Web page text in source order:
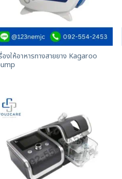
องให้อาหารทางสายยาง Kagaroo